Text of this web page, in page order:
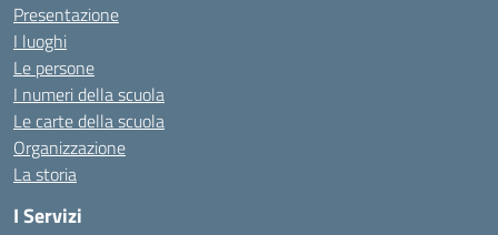
Presentazione
I luoghi
Le persone
I numeri della scuola
Le carte della scuola
Organizzazione
La storia
I Servizi